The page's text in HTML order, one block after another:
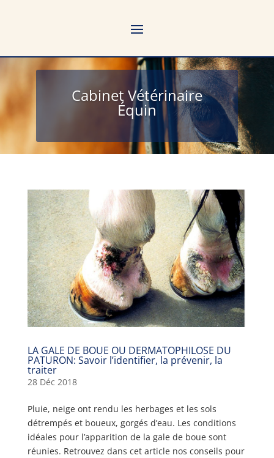
Cabinet Vétérinaire
Équin
LA GALE DE BOUE OU DERMATOPHILOSE DU
PATURON: Savoir l’identifier, la prévenir, la
traiter
28 Déc 2018
Pluie, neige ont rendu les herbages et les sols
détrempés et boueux, gorgés d’eau. Les conditions
idéales pour l’apparition de la gale de boue sont
réunies. Retrouvez dans cet article nos conseils pour